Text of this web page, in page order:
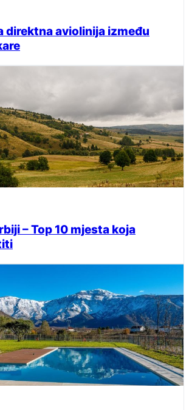
direktna aviolinija između
– Top 10 mjesta koja